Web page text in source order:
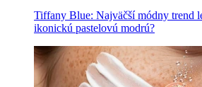
Tiffany Blue: Najväčší módny trend
ikonickú pastelovú modrú?